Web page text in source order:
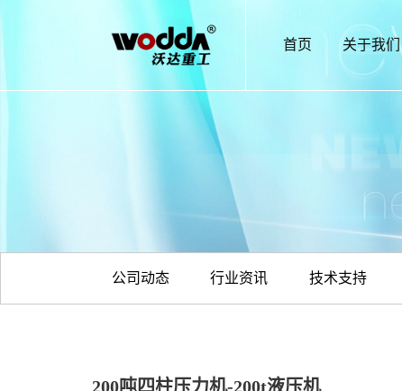
首页 关于我们
公司动态 行业资讯 技术支持
200吨四柱压力机-200t液压机